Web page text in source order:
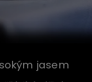
jasem